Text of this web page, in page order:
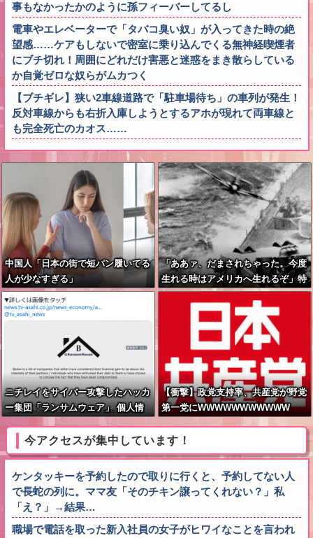
事もなかったかのように孫フィーバーしてるし
電車やエレベーターで「タバコ臭い奴」が入ってきた時の絶
望感……ケアもしないで密室に乗り込んでくる無神経喫煙者
にブチ切れ！周囲にどれだけ害悪と迷惑をまき散らしている
か自覚ゼロな奴らがムカつく
【ブチギレ】狭い2車線道路で「駐車場待ち」の車列が発生！
反対車線からも右折入庫しようとするアホが現れて両車線と
も完全死亡のカオス……
中国人「日本の街で短パン履いてる
人が少なすぎる」
「ああァ、だまされちゃった。今度
生れる時はアメリカへ生れるぞ」特
攻隊員(22)が出撃前の日記に残した
ニチレイをサイバー攻撃したハッカ
ー集団「ランサムウェア」 個人情
報など20万件以上をダークウェブ上
に公開か
【衝撃】政党支持率、共産党が野党
第一党にWWWWWWWWWWW
今アクセスが集中しています！
ケンタッキーを予約したので取りに行くと、予約してない人
で長蛇の列に。ママ友「そのチキン譲ってくれない？」私
「え？」→結果…
職場で電話を取った新入社員の女子がヒワイなことを言われ